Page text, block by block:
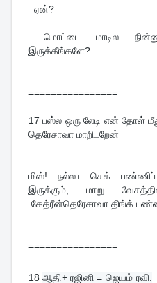
ஏன்?
மொட்டை மாடில
இருக்கீங்களே?
================
17 பஸ்ல ஒரு லேடி என் தோள்
தெரேசாவா மாறிடறேன்
மிஸ்! நல்லா செக்
இருக்கும், மாறு
கேத்ரீன்தெரேசாவா திங்க்
================
18 ஆதி+ ரஜினி = ஜெயம் ரவி.